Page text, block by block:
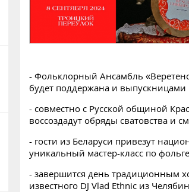
- Фольклорный Ансамбль
будет поддержана и
- совместно с Русской общиной
воссоздадут обряды сватовства и
- гости из Беларуси привезут
уникальный мастер-класс по
- завершится день традиционным
известного DJ Vlad Ethnic из